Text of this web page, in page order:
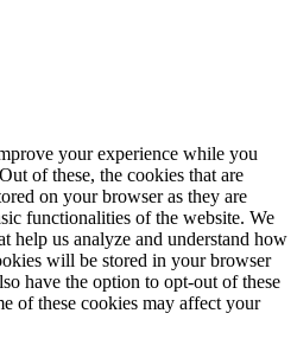
your experience while you
of these, the cookies that are
on your browser as they are
functionalities of the website. We
help us analyze and understand how
will be stored in your browser
have the option to opt-out of these
of these cookies may affect your